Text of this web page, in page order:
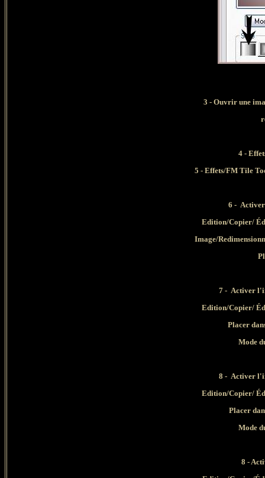
3 - Ouvrir une
4 -
5 - Effets/FM Tile
6 -
Edition/Copier/
Image/
7 - Activer
Edition/Copier/
Placer
Mode
8 - Activer
Edition/Copier/
Placer
Mode
8 -